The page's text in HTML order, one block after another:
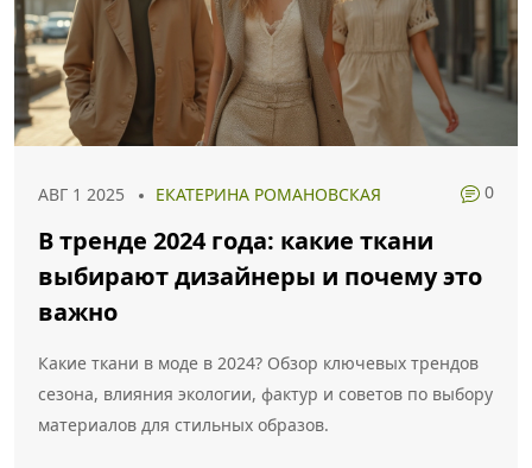
АВГ 1 2025 ЕКАТЕРИНА РОМАНОВСКАЯ 0
В тренде 2024 года: какие ткани
выбирают дизайнеры и почему это
важно
Какие ткани в моде в 2024? Обзор ключевых трендов
сезона, влияния экологии, фактур и советов по выбору
материалов для стильных образов.